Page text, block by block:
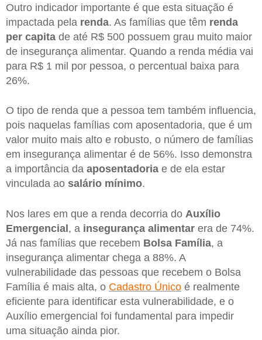
Outro indicador importante é que esta situação é
impactada pela renda. As famílias que têm renda
per capita de até R$ 500 possuem grau muito maior
de insegurança alimentar. Quando a renda média vai
para R$ 1 mil por pessoa, o percentual baixa para
26%.
O tipo de renda que a pessoa tem também influencia,
pois naquelas famílias com aposentadoria, que é um
valor muito mais alto e robusto, o número de famílias
em insegurança alimentar é de 56%. Isso demonstra
a importância da aposentadoria e de ela estar
vinculada ao salário mínimo.
Nos lares em que a renda decorria do Auxílio
Emergencial, a insegurança alimentar era de 74%.
Já nas famílias que recebem Bolsa Família, a
insegurança alimentar chega a 88%. A
vulnerabilidade das pessoas que recebem o Bolsa
Família é mais alta, o Cadastro Único é realmente
eficiente para identificar esta vulnerabilidade, e o
Auxílio emergencial foi fundamental para impedir
uma situação ainda pior.